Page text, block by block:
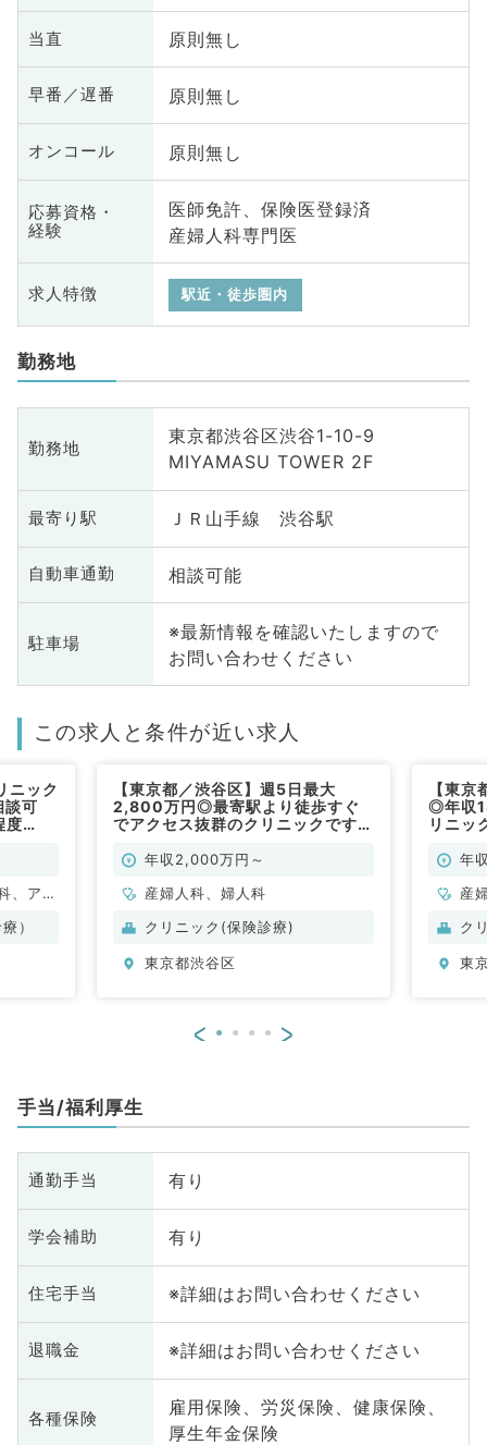
当直 原則無し
早番／遅番 原則無し
オンコール 原則無し
応募資格・
経験
医師免許、保険医登録済
産婦人科専門医
求人特徴 駅近・徒歩圏内
勤務地
勤務地
東京都渋谷区渋谷1-10-9
MIYAMASU TOWER 2F
最寄り駅 ＪＲ山手線 渋谷駅
自動車通勤 相談可能
駐車場
※最新情報を確認いたしますので
お問い合わせください
この求人と条件が近い求人
ニック
可
度
、アレ
児科、
一般内
科、腎
科、外
、美容
、救急
医学
形外
医、脊
）
【東京都／渋谷区】週5日最大
2,800万円◎最寄駅より徒歩すぐ
でアクセス抜群のクリニックです
年収2,000万円～
産婦人科、婦人科
クリニック(保険診療)
東京都渋谷区
【東
◎年収
リニッ
年
産
ク
東
< >
手当/福利厚生
通勤手当 有り
学会補助 有り
住宅手当 ※詳細はお問い合わせください
退職金 ※詳細はお問い合わせください
各種保険
雇用保険、労災保険、健康保険、
厚生年金保険